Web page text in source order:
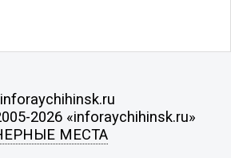
2026 «inforaychihinsk.ru»
МЕСТА